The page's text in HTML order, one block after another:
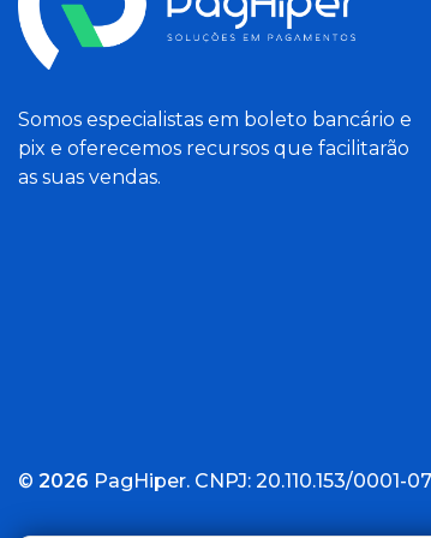
Somos especialistas em boleto bancário e
pix e oferecemos recursos que facilitarão
as suas vendas.
© 2026 PagHiper. CNPJ: 20.110.153/